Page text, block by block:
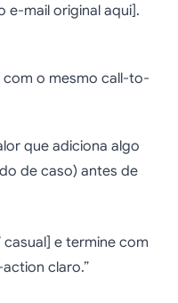
e-mail original aqui].
o mesmo call-to-
que adiciona algo
de caso) antes de
e termine com
claro.”